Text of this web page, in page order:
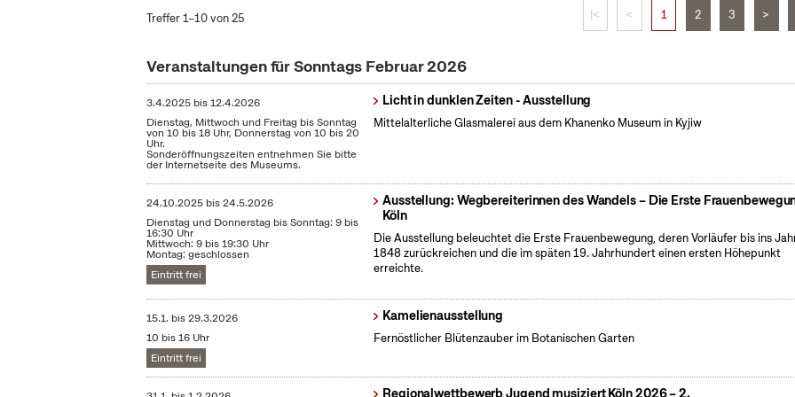
Treffer 1–10 von 25 |< < 1 2 3 >
Veranstaltungen für Sonntags Februar 2026
3.4.2025 bis12.4.2026
Dienstag, Mittwoch und Freitag bis Sonntag
von 10 bis 18 Uhr, Donnerstag von 10 bis 20
Uhr.
Sonderöffnungszeiten entnehmen Sie bitte
der Internetseite des Museums.
Licht in dunklen Zeiten - Ausstellung
Mittelalterliche Glasmalerei aus dem Khanenko Museum in Kyjiw
24.10.2025 bis24.5.2026
Dienstag und Donnerstag bis Sonntag: 9 bis
16:30 Uhr
Mittwoch: 9 bis 19:30 Uhr
Montag: geschlossen
Eintritt frei
Ausstellung: Wegbereiterinnen des Wandels – Die Erste
Köln
Die Ausstellung beleuchtet die Erste Frauenbewegung, deren Vorläufer bis ins
1848 zurückreichen und die im späten 19. Jahrhundert einen ersten Höhepunkt
erreichte.
15.1. bis29.3.2026
10 bis 16 Uhr
Eintritt frei
Kamelienausstellung
Fernöstlicher Blütenzauber im Botanischen Garten
Regionalwettbewerb Jugend musiziert Köln 2026 – 2.